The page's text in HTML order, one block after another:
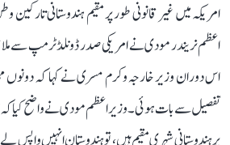
امریکہ میں غیر قانونی طور پر مقیم ہندوستانی
اعظم نریندر مودی نے امریکی صدر ڈونلڈ ٹرمپ سے
اس دوران وزیر خارجہ وکرم مسری نے کہا کہ دونوں
تفصیل سے بات ہوئی۔ وزیر اعظم مودی نے واضح کیا کہ